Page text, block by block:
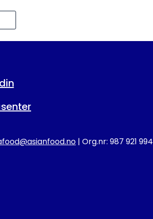
| Org.nr: 987 921 994